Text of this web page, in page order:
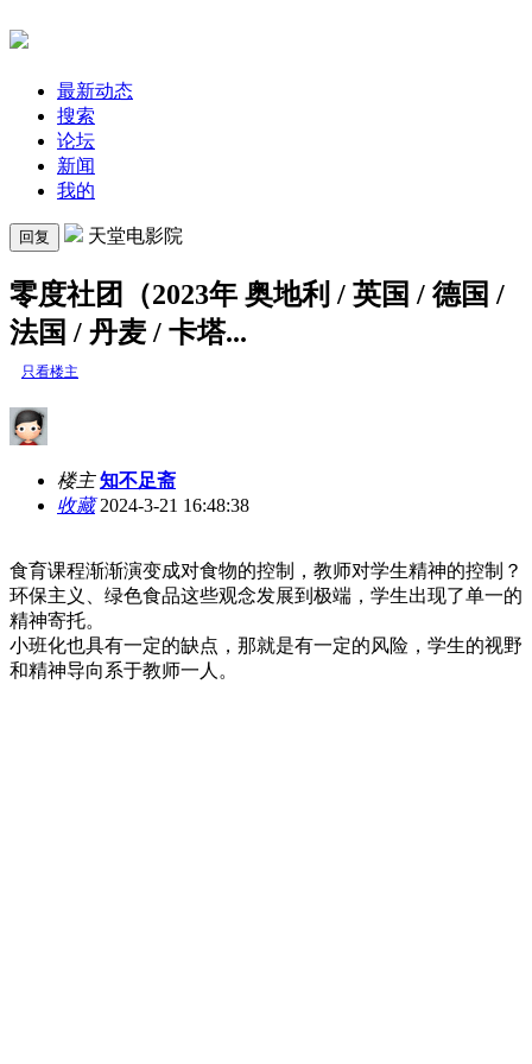
最新动态
搜索
论坛
新闻
我的
回复 天堂电影院
零度社团（2023年 奥地利 / 英国 / 德国 /
法国 / 丹麦 / 卡塔...
只看楼主
楼主 知不足斋
收藏2024-3-21 16:48:38
食育课程渐渐演变成对食物的控制，教师对学生精神的控制？
环保主义、绿色食品这些观念发展到极端，学生出现了单一的
精神寄托。
小班化也具有一定的缺点，那就是有一定的风险，学生的视野
和精神导向系于教师一人。